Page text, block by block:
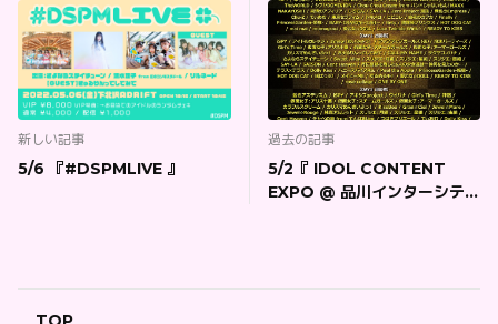
新しい記事
5/6 『#DSPMLIVE 』
過去の記事
5/2『 IDOL CONTENT
EXPO @ 品川インターシティ